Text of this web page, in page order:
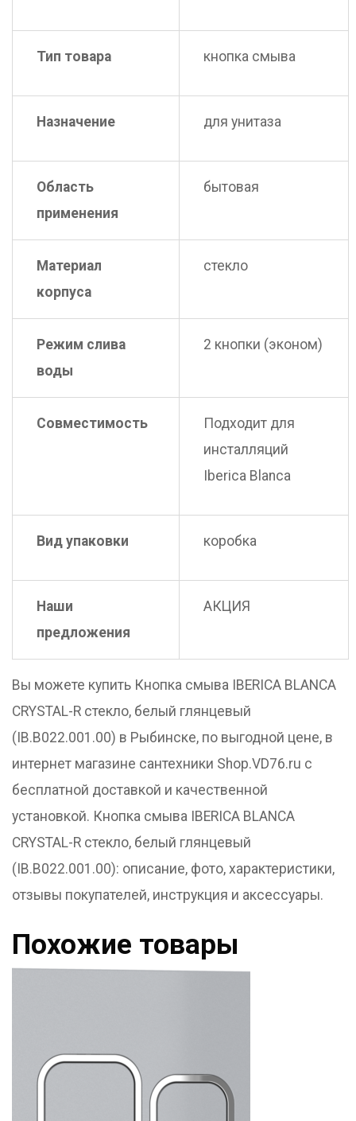
Тип товара кнопка смыва
Назначение для унитаза
Область
применения
бытовая
Материал
корпуса
стекло
Режим слива
воды
2 кнопки (эконом)
Совместимость
Подходит для
инсталляций
Iberica Blanca
Вид упаковки коробка
Наши
предложения
АКЦИЯ
Вы можете купить Кнопка смыва IBERICA BLANCA
CRYSTAL-R стекло, белый глянцевый
(IB.B022.001.00) в Рыбинске, по выгодной цене, в
интернет магазине сантехники Shop.VD76.ru с
бесплатной доставкой и качественной
установкой. Кнопка смыва IBERICA BLANCA
CRYSTAL-R стекло, белый глянцевый
(IB.B022.001.00): описание, фото, характеристики,
отзывы покупателей, инструкция и аксессуары.
Похожие товары